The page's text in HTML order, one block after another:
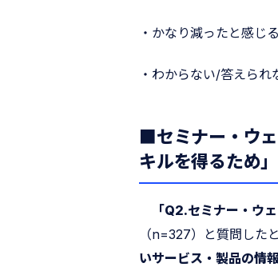
・かなり減ったと感じ
・わからない/答えられ
■セミナー・ウ
キルを得るため
「Q2.セミナー・ウ
（n=327）と質問した
いサービス・製品の情